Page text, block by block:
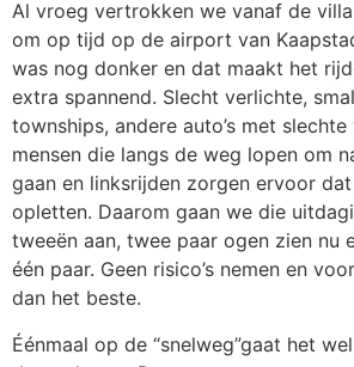
Al vroeg vertrokken we vanaf de
om op tijd op de airport van
was nog donker en dat maakt het
extra spannend. Slecht verlichte,
townships, andere auto’s met
mensen die langs de weg lopen om
gaan en linksrijden zorgen ervoor
opletten. Daarom gaan we die
tweeën aan, twee paar ogen zien nu
één paar. Geen risico’s nemen en
dan het beste.
Éénmaal op de “snelweg”gaat het